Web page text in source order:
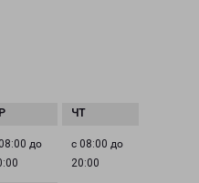
до
с 08:00 до
20:00